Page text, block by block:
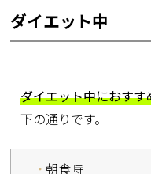
ダイエット中
ダイエット中におすす
下の通りです。
朝食時